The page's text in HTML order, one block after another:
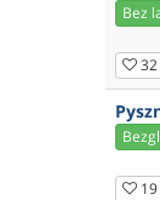
Bez
32
19